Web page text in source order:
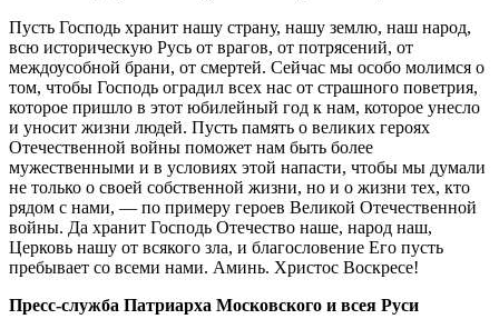
Пусть Господь хранит нашу страну, нашу землю, наш народ,
всю историческую Русь от врагов, от потрясений, от
междоусобной брани, от смертей. Сейчас мы особо молимся о
том, чтобы Господь оградил всех нас от страшного поветрия,
которое пришло в этот юбилейный год к нам, которое унесло
и уносит жизни людей. Пусть память о великих героях
Отечественной войны поможет нам быть более
мужественными и в условиях этой напасти, чтобы мы думали
не только о своей собственной жизни, но и о жизни тех, кто
рядом с нами, — по примеру героев Великой Отечественной
войны. Да хранит Господь Отечество наше, народ наш,
Церковь нашу от всякого зла, и благословение Его пусть
пребывает со всеми нами. Аминь. Христос Воскресе!
Пресс-служба Патриарха Московского и всея Руси